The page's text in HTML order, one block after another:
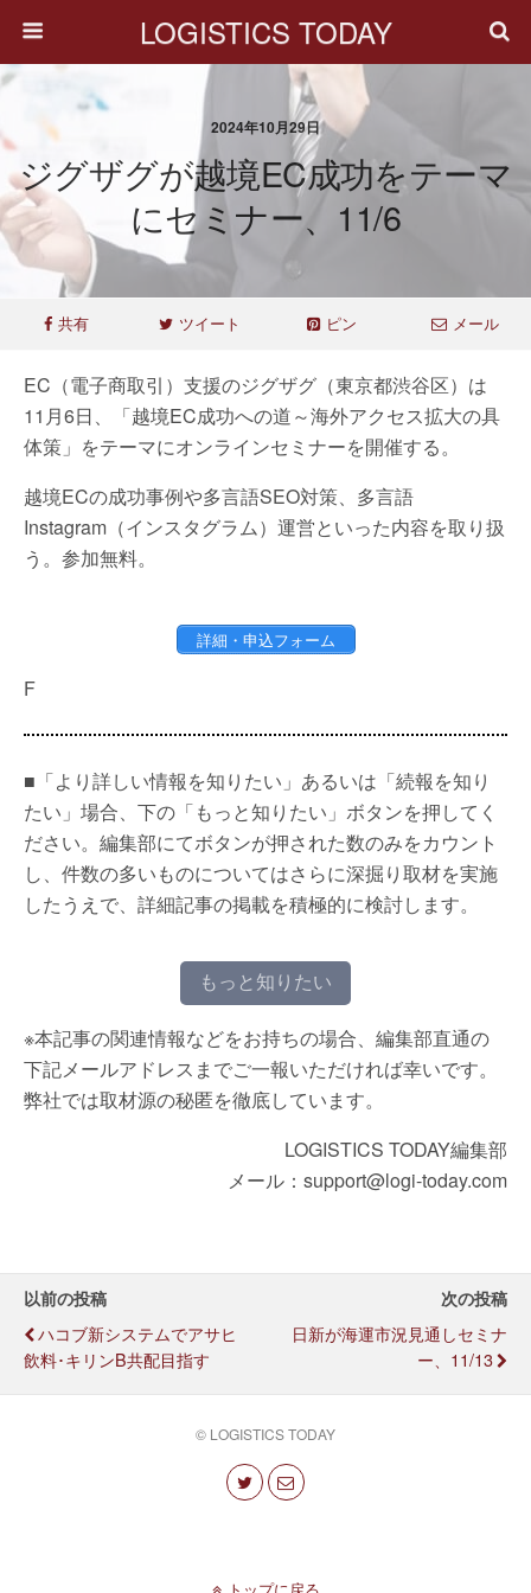
LOGISTICS TODAY
2024年10月29日
ジグザグが越境EC成功をテーマ
にセミナー、11/6
共有 ツイート ピン メール
EC（電子商取引）支援のジグザグ（東京都渋谷区）は
11月6日、「越境EC成功への道～海外アクセス拡大の具
体策」をテーマにオンラインセミナーを開催する。
越境ECの成功事例や多言語SEO対策、多言語
Instagram（インスタグラム）運営といった内容を取り扱
う。参加無料。
詳細・申込フォーム
F
■「より詳しい情報を知りたい」あるいは「続報を知り
たい」場合、下の「もっと知りたい」ボタンを押してく
ださい。編集部にてボタンが押された数のみをカウント
し、件数の多いものについてはさらに深掘り取材を実施
したうえで、詳細記事の掲載を積極的に検討します。
もっと知りたい
※本記事の関連情報などをお持ちの場合、編集部直通の
下記メールアドレスまでご一報いただければ幸いです。
弊社では取材源の秘匿を徹底しています。
LOGISTICS TODAY編集部
メール：support@logi-today.com
以前の投稿
ハコブ新システムでアサヒ
飲料･キリンB共配目指す
次の投稿
日新が海運市況見通しセミナ
ー、11/13
© LOGISTICS TODAY